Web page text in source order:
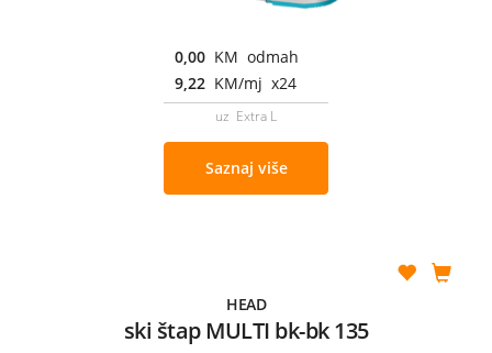
0,00 KM odmah
9,22 KM/mj x24
uz Extra L
Saznaj više
HEAD
ski štap MULTI bk-bk 135